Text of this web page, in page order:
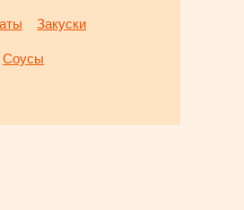
Закуски
Соусы